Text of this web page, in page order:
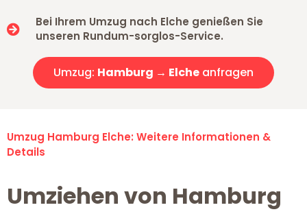
Bei Ihrem Umzug nach Elche genießen Sie
unseren Rundum-sorglos-Service.
Umzug: Hamburg → Elche anfragen
Umzug Hamburg Elche: Weitere Informationen &
Details
Umziehen von Hamburg